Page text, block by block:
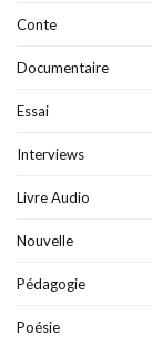
Conte
Documentaire
Essai
Interviews
Livre Audio
Nouvelle
Pédagogie
Poésie